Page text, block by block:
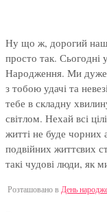
Ну що ж, дорогий наш
просто так. Сьогодні
Народження. Ми дуже
з тобою удачі та
тебе в складну
світлом. Нехай всі
житті не буде чорних
подвійних життєвих
такі чудові люди, як
Розташовано в День